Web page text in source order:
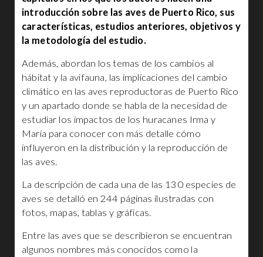
introducción sobre las aves de Puerto Rico, sus
características, estudios anteriores, objetivos y
la metodología del estudio.
Además, abordan los temas de los cambios al
hábitat y la avifauna, las implicaciones del cambio
climático en las aves reproductoras de Puerto Rico
y un apartado donde se habla de la necesidad de
estudiar los impactos de los huracanes Irma y
María para conocer con más detalle cómo
influyeron en la distribución y la reproducción de
las aves.
La descripción de cada una de las 130 especies de
aves se detalló en 244 páginas ilustradas con
fotos, mapas, tablas y gráficas.
Entre las aves que se describieron se encuentran
algunos nombres más conocidos como la